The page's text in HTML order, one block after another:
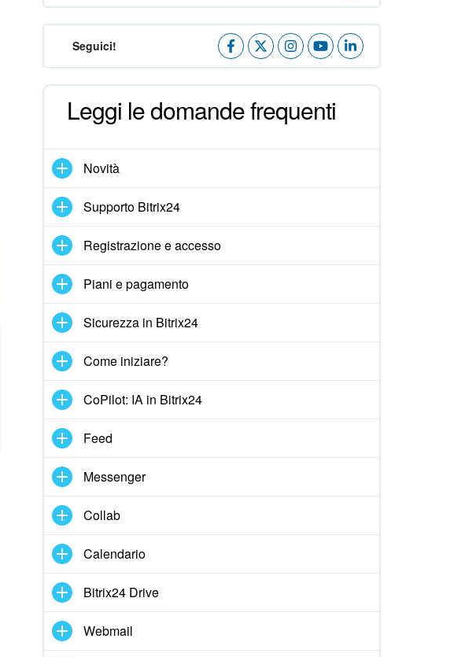
Seguici!
Leggi le domande frequenti
Novità
Supporto Bitrix24
Registrazione e accesso
Piani e pagamento
Sicurezza in Bitrix24
Come iniziare?
CoPilot: IA in Bitrix24
Feed
Messenger
Collab
Calendario
Bitrix24 Drive
Webmail